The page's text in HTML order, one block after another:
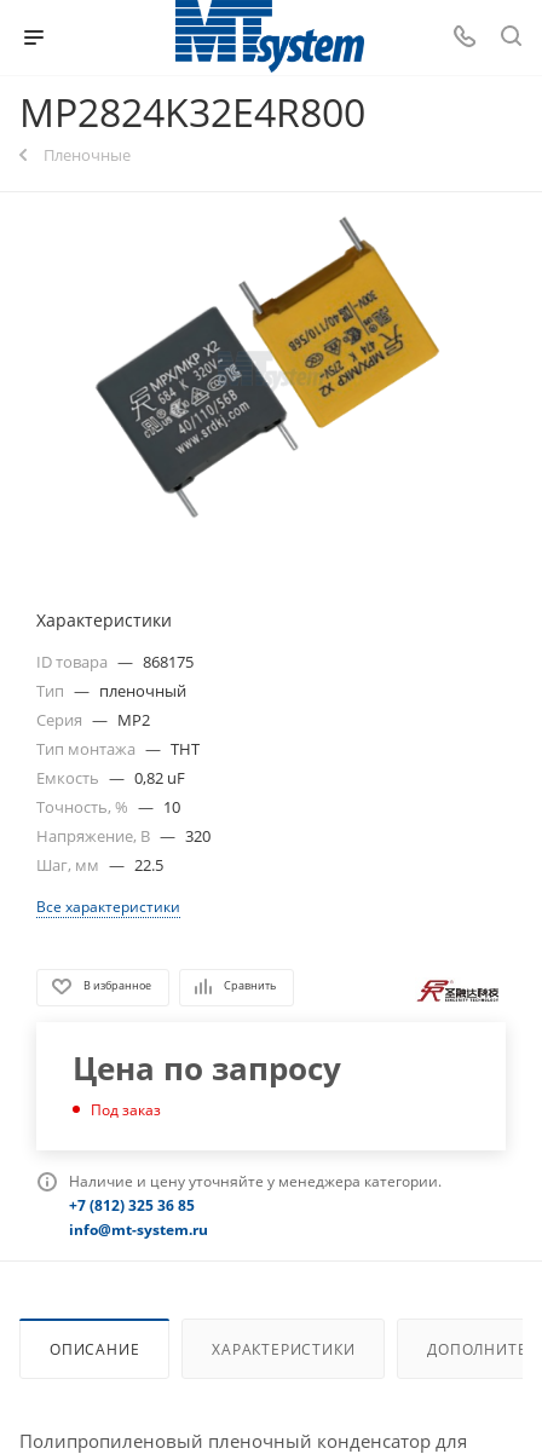
MP2824K32E4R800
Пленочные
Характеристики
ID товара — 868175
Тип — пленочный
Серия — MP2
Тип монтажа — THT
Емкость — 0,82 uF
Точность, % — 10
Напряжение, В — 320
Шаг, мм — 22.5
Все характеристики
В избранное Сравнить
Цена по запросу
Под заказ
Наличие и цену уточняйте у менеджера категории.
+7 (812) 325 36 85
info@mt-system.ru
ОПИСАНИЕ ХАРАКТЕРИСТИКИ
Полипропиленовый пленочный конденсатор для